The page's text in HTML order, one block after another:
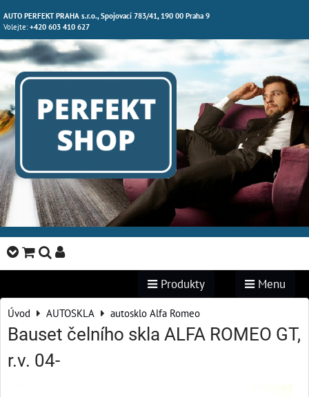
AUTO PERFEKT PRAHA s.r.o., Spojovací 783/41, 190 00 Praha 9
Volejte:+420 603 410 627
Produkty Menu
Úvod AUTOSKLA autosklo Alfa Romeo
Bauset čelního skla ALFA ROMEO GT,
r.v. 04-